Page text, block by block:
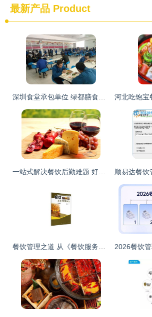
最新产品 Product